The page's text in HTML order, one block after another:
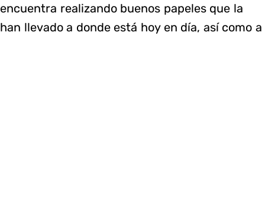
encuentra realizando buenos papeles que la
han llevado a donde está hoy en día, así como a